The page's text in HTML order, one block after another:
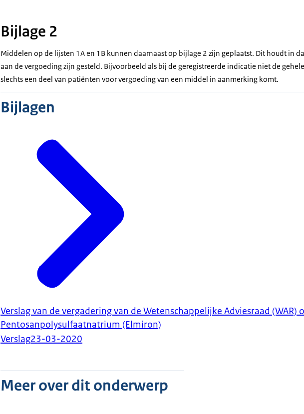
Bijlage 2
Middelen op de lijsten 1A en 1B kunnen daarnaast op bijlage 2 zijn geplaatst. Dit houdt in
aan de vergoeding zijn gesteld. Bijvoorbeeld als bij de geregistreerde indicatie niet de
slechts een deel van patiënten voor vergoeding van een middel in aanmerking komt.
Bijlagen
Verslag van de vergadering van de Wetenschappelijke Adviesraad (WAR)
Pentosanpolysulfaatnatrium (Elmiron)
Verslag23-03-2020
Meer over dit onderwerp